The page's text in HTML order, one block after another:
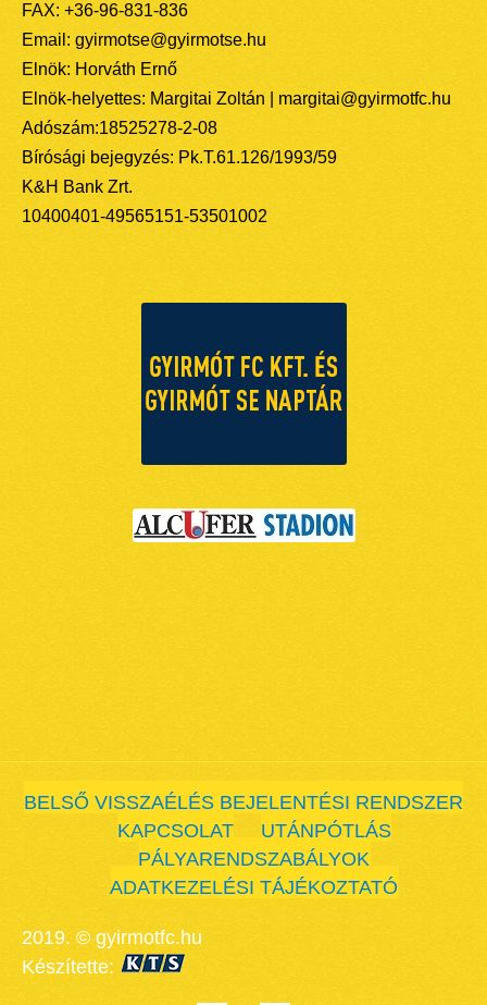
FAX: +36-96-831-836
Email: gyirmotse@gyirmotse.hu
Elnök: Horváth Ernő
Elnök-helyettes: Margitai Zoltán | margitai@gyirmotfc.hu
Adószám:18525278-2-08
Bírósági bejegyzés: Pk.T.61.126/1993/59
K&H Bank Zrt.
10400401-49565151-53501002
BELSŐ VISSZAÉLÉS BEJELENTÉSI RENDSZER
KAPCSOLAT
UTÁNPÓTLÁS
PÁLYARENDSZABÁLYOK
ADATKEZELÉSI TÁJÉKOZTATÓ
2019. © gyirmotfc.hu
Készítette: